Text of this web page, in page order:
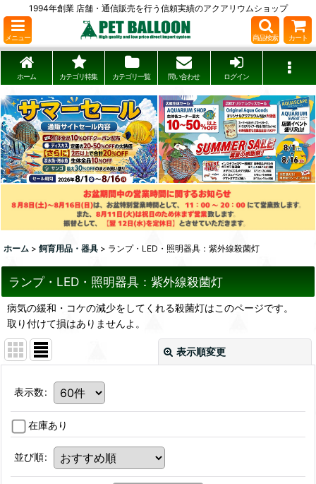
1994年創業 店舗・通信販売を行う信頼実績のアクアリウムショップ
メニュー 商品検索 カート
ホーム カテゴリ特集 カテゴリ一覧 問い合わせ ログイン
ホーム > 飼育用品・器具 > ランプ・LED・照明器具：紫外線殺菌灯
ランプ・LED・照明器具：紫外線殺菌灯
病気の緩和・コケの減少をしてくれる殺菌灯はこのページです。
取り付けて損はありませんよ。
表示順変更
表示数:
在庫あり
並び順: